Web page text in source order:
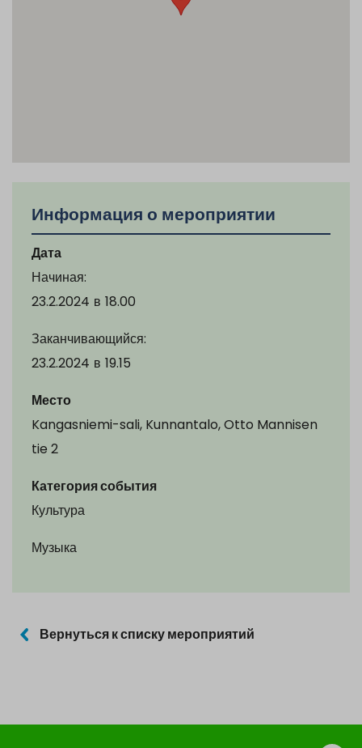
Информация о мероприятии
Дата
Начиная:
23.2.2024 в 18.00
Заканчивающийся:
23.2.2024 в 19.15
Место
Kangasniemi-sali, Kunnantalo, Otto Mannisen
tie 2
Категория события
Культура
Музыка
Вернуться к списку мероприятий